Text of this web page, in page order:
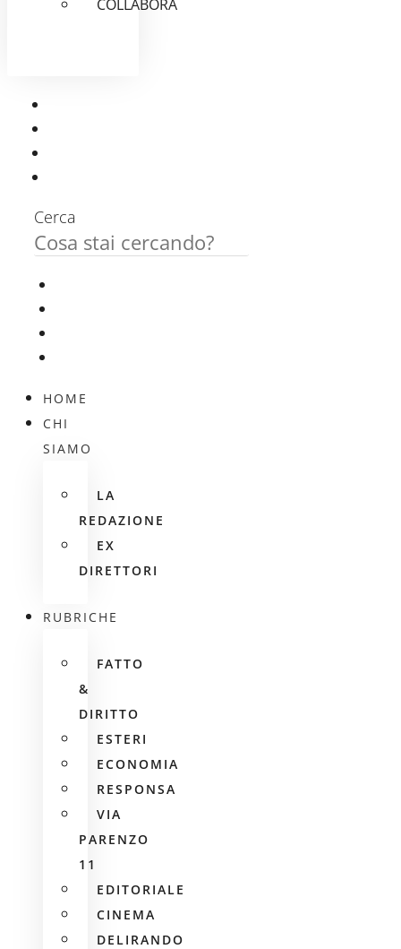
COLLABORA
Cerca
HOME
CHI
SIAMO
LA
REDAZIONE
EX
DIRETTORI
RUBRICHE
FATTO
&
DIRITTO
ESTERI
ECONOMIA
RESPONSA
VIA
PARENZO
11
EDITORIALE
CINEMA
DELIRANDO